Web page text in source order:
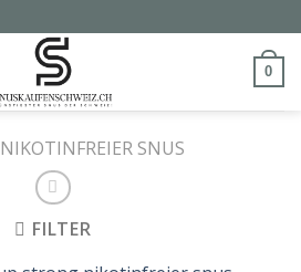
0
NIKOTINFREIER SNUS
FILTER